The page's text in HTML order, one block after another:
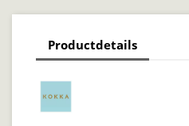
Productdetails